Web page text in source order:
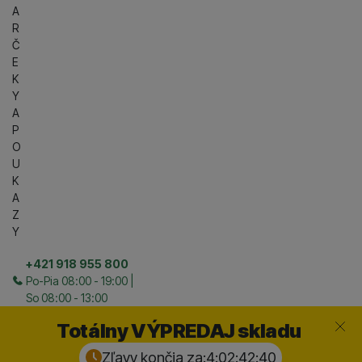
A
R
Č
E
K
Y
A
P
O
U
K
A
Z
Y
+421 918 955 800
Po-Pia 08:00 - 19:00 |
So 08:00 - 13:00
Totálny VÝPREDAJ skladu
Zľavy končia za:4:02:42:39
Zavrieť